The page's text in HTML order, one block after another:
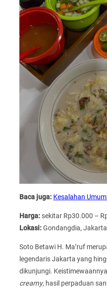
Baca juga: Kesalahan
Harga: sekitar Rp30.000 –
Lokasi:Gondangdia,
Soto Betawi H. Ma’ruf
legendaris Jakarta yang
dikunjungi.
creamy, hasil perpaduan